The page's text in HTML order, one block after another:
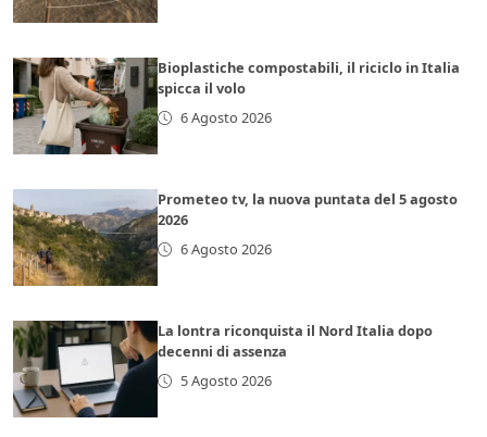
Bioplastiche compostabili, il riciclo in Italia
spicca il volo
6 Agosto 2026
Prometeo tv, la nuova puntata del 5 agosto
2026
6 Agosto 2026
La lontra riconquista il Nord Italia dopo
decenni di assenza
5 Agosto 2026